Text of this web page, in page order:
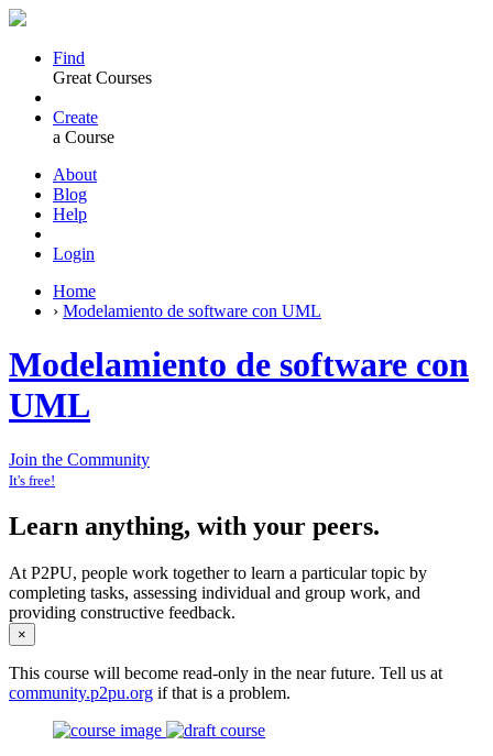
Find
Great Courses
Create
a Course
About
Blog
Help
Login
Home
› Modelamiento de software con UML
Modelamiento de software con
UML
Join the Community
It's free!
Learn anything, with your peers.
At P2PU, people work together to learn a particular topic by
completing tasks, assessing individual and group work, and
providing constructive feedback.
×
This course will become read-only in the near future. Tell us at
community.p2pu.org if that is a problem.